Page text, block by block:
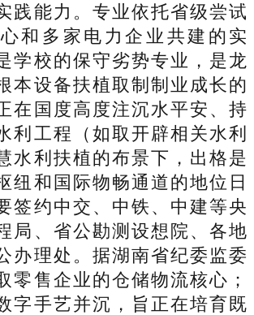
践能力。专业依托省级尝试
和多家电力企业共建的实
学校的保守劣势专业，是龙
本设备扶植取制制业成长的
在国度高度注沉水平安、持
利工程（如取开辟相关水利
水利扶植的布景下，出格是
纽和国际物畅通道的地位日
签约中交、中铁、中建等央
局、省公勘测设想院、各地
办理处。据湖南省纪委监委
零售企业的仓储物流核心；
字手艺并沉，旨正在培育既